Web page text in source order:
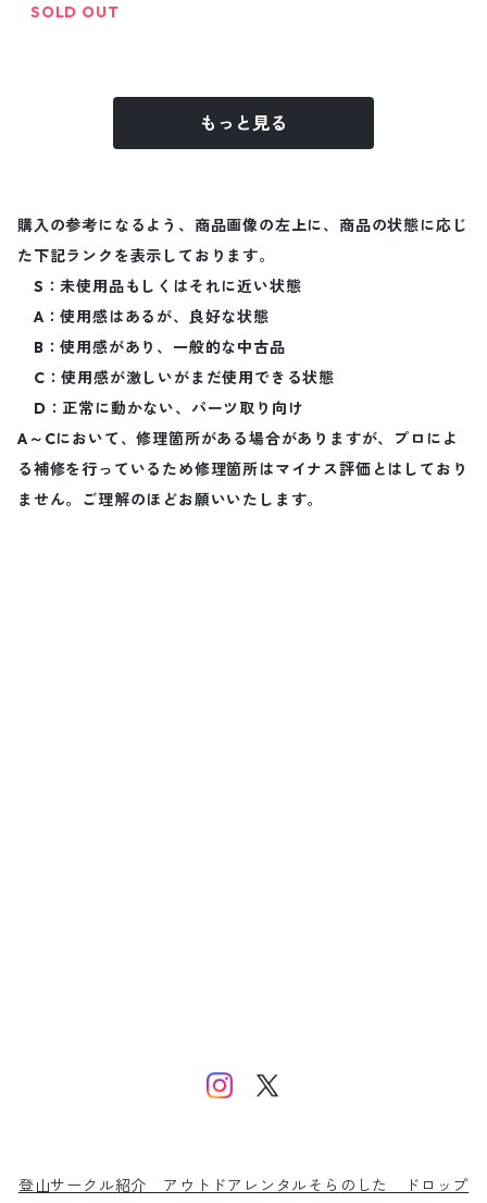
SOLD OUT
もっと見る
購入の参考になるよう、商品画像の左上に、商品の状態に応じ
た下記ランクを表示しております。
S：未使用品もしくはそれに近い状態
A：使用感はあるが、良好な状態
B：使用感があり、一般的な中古品
C：使用感が激しいがまだ使用できる状態
D：正常に動かない、パーツ取り向け
A～Cにおいて、修理箇所がある場合がありますが、プロによ
る補修を行っているため修理箇所はマイナス評価とはしており
ません。ご理解のほどお願いいたします。
登山サークル紹介 アウトドアレンタルそらのした ドロップ